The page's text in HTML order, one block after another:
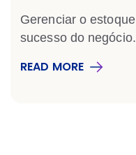
Gerenciar o
sucesso do
READ MORE